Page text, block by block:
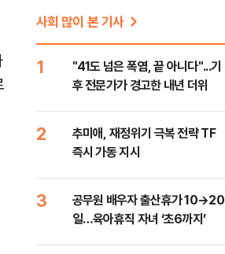
사회 많이 본 기사
1
"41도 넘은 폭염, 끝 아니다"...기
후 전문가가 경고한 내년 더위
2
추미애, 재정위기 극복 전략 TF
즉시 가동 지시
3
공무원 배우자 출산휴가 10→20
일…육아휴직 자녀 ‘초6까지’